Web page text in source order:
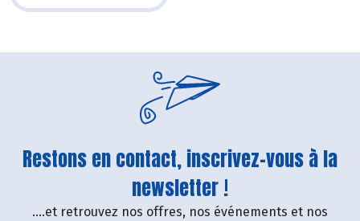
Restons en contact, inscrivez-vous à la
newsletter !
....et retrouvez nos offres, nos événements et nos